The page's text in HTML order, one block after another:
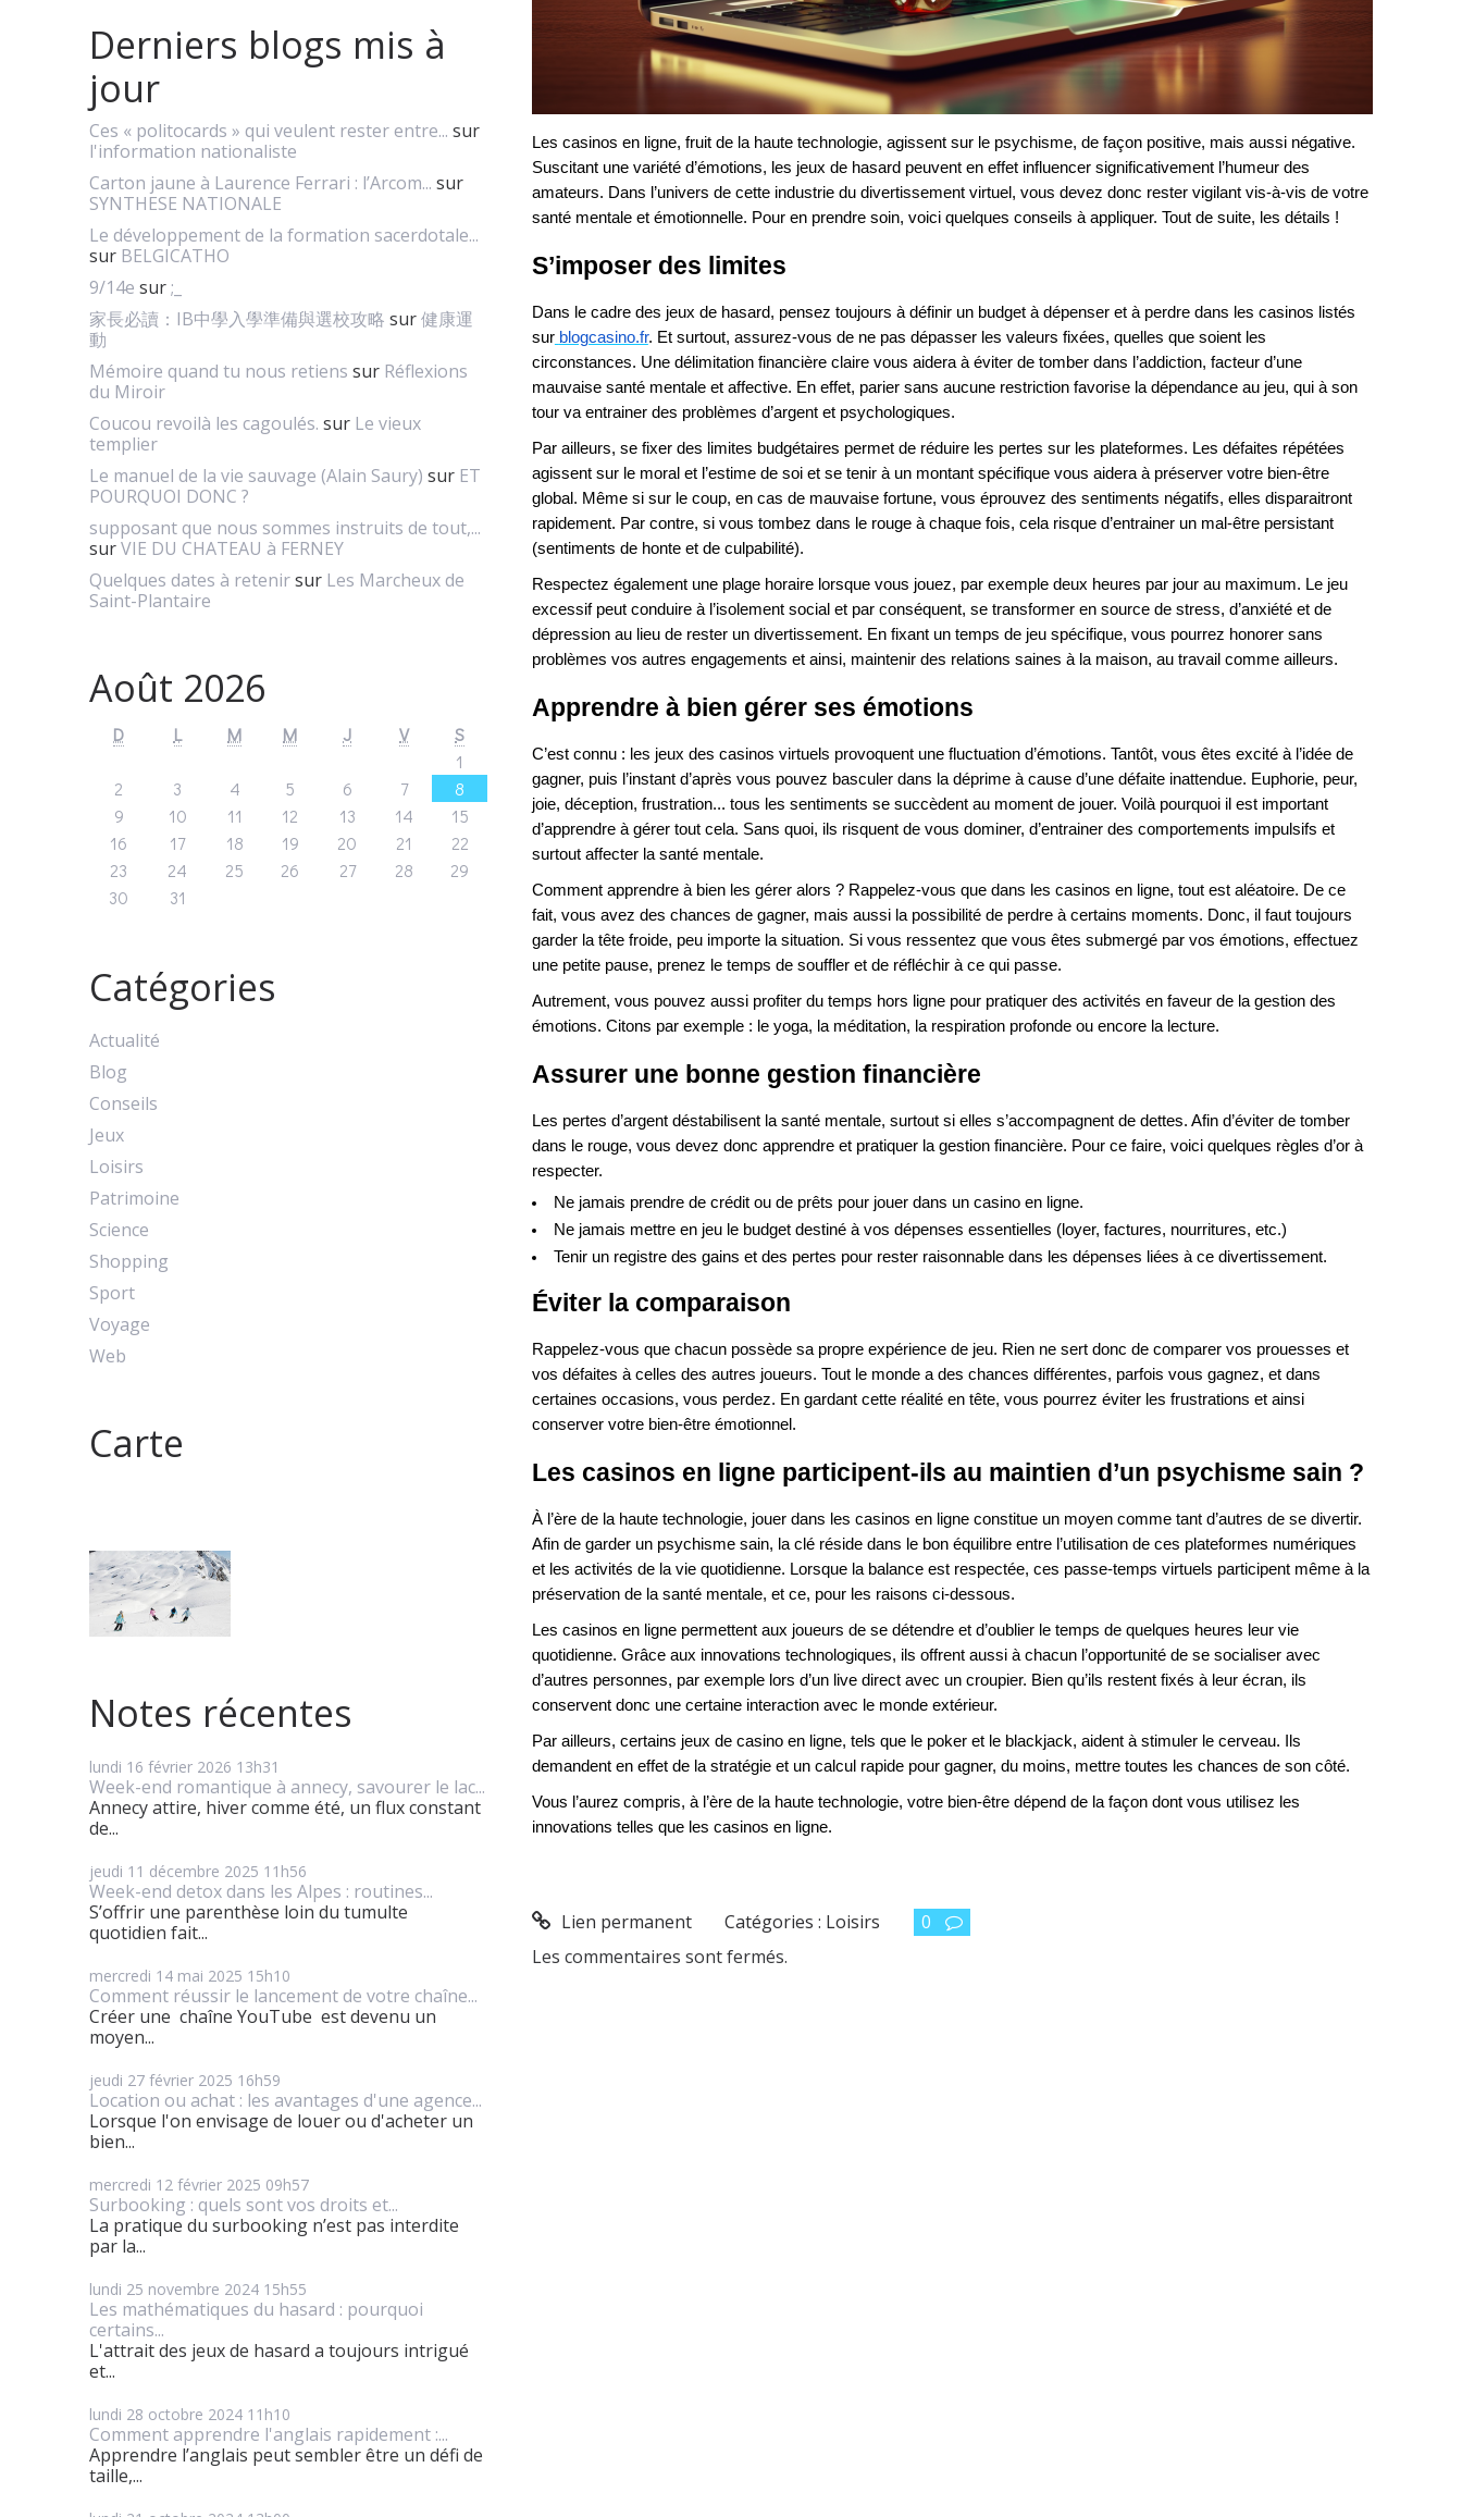
Derniers blogs mis à
jour
Ces « politocards » qui veulent rester entre... sur
l'information nationaliste
Carton jaune à Laurence Ferrari : l’Arcom... sur
SYNTHESE NATIONALE
Le développement de la formation sacerdotale...
sur BELGICATHO
9/14e sur;_
家長必讀：IB中學入學準備與選校攻略 sur健康運
動
Mémoire quand tu nous retiens sur Réflexions
du Miroir
Coucou revoilà les cagoulés. sur Le vieux
templier
Le manuel de la vie sauvage (Alain Saury) sur ET
POURQUOI DONC ?
supposant que nous sommes instruits de tout,...
surVIE DU CHATEAU à FERNEY
Quelques dates à retenirsur Les Marcheux de
Saint-Plantaire
Août 2026
D L M M J V
S
1
2
3 4 5 6 7
8
9
10 11 12 13 14
15
16
17 18 19 20 21
22
23
24 25 26 27 28
29
30
31
Catégories
Actualité
Blog
Conseils
Jeux
Loisirs
Patrimoine
Science
Shopping
Sport
Voyage
Web
Carte
Notes récentes
lundi 16 février 2026 13h31
Week-end romantique à annecy, savourer le lac...
Annecy attire, hiver comme été, un flux constant
de...
jeudi 11 décembre 2025 11h56
Week-end detox dans les Alpes : routines...
S’offrir une parenthèse loin du tumulte
quotidien fait...
mercredi 14 mai 2025 15h10
Comment réussir le lancement de votre chaîne...
Créer une chaîne YouTube est devenu un
moyen...
jeudi 27 février 2025 16h59
Location ou achat : les avantages d'une agence...
Lorsque l'on envisage de louer ou d'acheter un
bien...
mercredi 12 février 2025 09h57
Surbooking : quels sont vos droits et...
La pratique du surbooking n’est pas interdite
par la...
lundi 25 novembre 2024 15h55
Les mathématiques du hasard : pourquoi
certains...
L'attrait des jeux de hasard a toujours intrigué
et...
lundi 28 octobre 2024 11h10
Comment apprendre l'anglais rapidement :...
Apprendre l’anglais peut sembler être un défi de
taille,...
Les casinos en ligne, fruit de la haute technologie, agissent sur le psychisme, de façon positive, mais aussi négative.
Suscitant une variété d’émotions, les jeux de hasard peuvent en effet influencer significativement l’humeur des
amateurs. Dans l’univers de cette industrie du divertissement virtuel, vous devez donc rester vigilant vis-à-vis de votre
santé mentale et émotionnelle. Pour en prendre soin, voici quelques conseils à appliquer. Tout de suite, les détails !
S’imposer des limites
Dans le cadre des jeux de hasard, pensez toujours à définir un budget à dépenser et à perdre dans les casinos listés
sur blogcasino.fr. Et surtout, assurez-vous de ne pas dépasser les valeurs fixées, quelles que soient les
circonstances. Une délimitation financière claire vous aidera à éviter de tomber dans l’addiction, facteur d’une
mauvaise santé mentale et affective. En effet, parier sans aucune restriction favorise la dépendance au jeu, qui à son
tour va entrainer des problèmes d’argent et psychologiques.
Par ailleurs, se fixer des limites budgétaires permet de réduire les pertes sur les plateformes. Les défaites répétées
agissent sur le moral et l’estime de soi et se tenir à un montant spécifique vous aidera à préserver votre bien-être
global. Même si sur le coup, en cas de mauvaise fortune, vous éprouvez des sentiments négatifs, elles disparaitront
rapidement. Par contre, si vous tombez dans le rouge à chaque fois, cela risque d’entrainer un mal-être persistant
(sentiments de honte et de culpabilité).
Respectez également une plage horaire lorsque vous jouez, par exemple deux heures par jour au maximum. Le jeu
excessif peut conduire à l’isolement social et par conséquent, se transformer en source de stress, d’anxiété et de
dépression au lieu de rester un divertissement. En fixant un temps de jeu spécifique, vous pourrez honorer sans
problèmes vos autres engagements et ainsi, maintenir des relations saines à la maison, au travail comme ailleurs.
Apprendre à bien gérer ses émotions
C’est connu : les jeux des casinos virtuels provoquent une fluctuation d’émotions. Tantôt, vous êtes excité à l’idée de
gagner, puis l’instant d’après vous pouvez basculer dans la déprime à cause d’une défaite inattendue. Euphorie, peur,
joie, déception, frustration... tous les sentiments se succèdent au moment de jouer. Voilà pourquoi il est important
d’apprendre à gérer tout cela. Sans quoi, ils risquent de vous dominer, d’entrainer des comportements impulsifs et
surtout affecter la santé mentale.
Comment apprendre à bien les gérer alors ? Rappelez-vous que dans les casinos en ligne, tout est aléatoire. De ce
fait, vous avez des chances de gagner, mais aussi la possibilité de perdre à certains moments. Donc, il faut toujours
garder la tête froide, peu importe la situation. Si vous ressentez que vous êtes submergé par vos émotions, effectuez
une petite pause, prenez le temps de souffler et de réfléchir à ce qui passe.
Autrement, vous pouvez aussi profiter du temps hors ligne pour pratiquer des activités en faveur de la gestion des
émotions. Citons par exemple : le yoga, la méditation, la respiration profonde ou encore la lecture.
Assurer une bonne gestion financière
Les pertes d’argent déstabilisent la santé mentale, surtout si elles s’accompagnent de dettes. Afin d’éviter de tomber
dans le rouge, vous devez donc apprendre et pratiquer la gestion financière. Pour ce faire, voici quelques règles d’or à
respecter.
Ne jamais prendre de crédit ou de prêts pour jouer dans un casino en ligne.
Ne jamais mettre en jeu le budget destiné à vos dépenses essentielles (loyer, factures, nourritures, etc.)
Tenir un registre des gains et des pertes pour rester raisonnable dans les dépenses liées à ce divertissement.
Éviter la comparaison
Rappelez-vous que chacun possède sa propre expérience de jeu. Rien ne sert donc de comparer vos prouesses et
vos défaites à celles des autres joueurs. Tout le monde a des chances différentes, parfois vous gagnez, et dans
certaines occasions, vous perdez. En gardant cette réalité en tête, vous pourrez éviter les frustrations et ainsi
conserver votre bien-être émotionnel.
Les casinos en ligne participent-ils au maintien d’un psychisme sain ?
À l’ère de la haute technologie, jouer dans les casinos en ligne constitue un moyen comme tant d’autres de se divertir.
Afin de garder un psychisme sain, la clé réside dans le bon équilibre entre l’utilisation de ces plateformes numériques
et les activités de la vie quotidienne. Lorsque la balance est respectée, ces passe-temps virtuels participent même à la
préservation de la santé mentale, et ce, pour les raisons ci-dessous.
Les casinos en ligne permettent aux joueurs de se détendre et d’oublier le temps de quelques heures leur vie
quotidienne. Grâce aux innovations technologiques, ils offrent aussi à chacun l’opportunité de se socialiser avec
d’autres personnes, par exemple lors d’un live direct avec un croupier. Bien qu’ils restent fixés à leur écran, ils
conservent donc une certaine interaction avec le monde extérieur.
Par ailleurs, certains jeux de casino en ligne, tels que le poker et le blackjack, aident à stimuler le cerveau. Ils
demandent en effet de la stratégie et un calcul rapide pour gagner, du moins, mettre toutes les chances de son côté.
Vous l’aurez compris, à l’ère de la haute technologie, votre bien-être dépend de la façon dont vous utilisez les
innovations telles que les casinos en ligne.
Lien permanent Catégories : Loisirs
0
Les commentaires sont fermés.